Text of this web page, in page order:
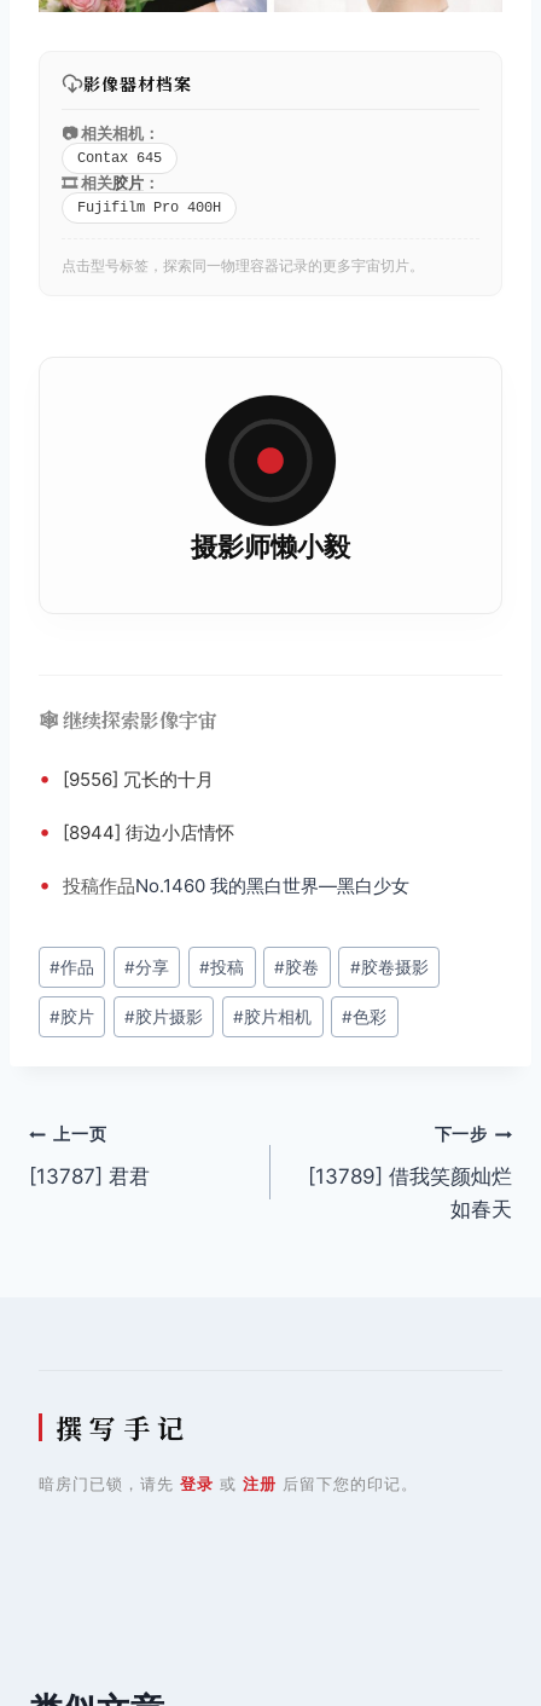
影像器材档案
📷 相关相机：
Contax 645
🎞️ 相关胶片 ：
Fujifilm Pro 400H
点击型号标签，探索同一物理容器记录的更多宇宙切片。
摄影师懒小毅
🕸️ 继续探索影像宇宙
• [9556] 冗长的十月
• [8944] 街边小店情怀
• 投稿作品No.1460 我的黑白世界—黑白少女
文
章
标
#作品 #分享 #投稿 #胶卷 #胶卷摄影
#胶片 #胶片摄影 #胶片相机 #色彩
文
章
上一页
[13787] 君君
下一步
[13789] 借我笑颜灿烂
如春天
撰 写 手 记
暗房门已锁，请先 登录 或 注册 后留下您的印记。